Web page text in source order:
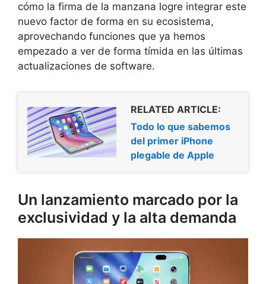
cómo la firma de la manzana logre integrar este
nuevo factor de forma en su ecosistema,
aprovechando funciones que ya hemos
empezado a ver de forma tímida en las últimas
actualizaciones de software.
RELATED ARTICLE:
Todo lo que sabemos
del primer iPhone
plegable de Apple
Un lanzamiento marcado por la
exclusividad y la alta demanda